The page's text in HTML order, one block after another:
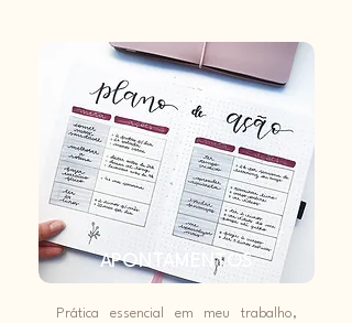
APONTAMENTOS
Prática essencial em meu trabalho,